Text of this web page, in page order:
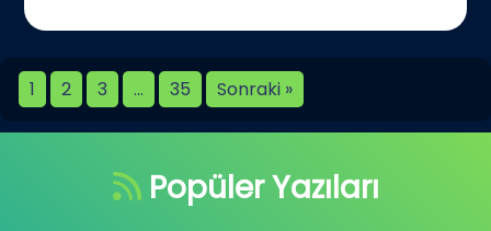
1 2 3 … 35 Sonraki »
Popüler Yazıları